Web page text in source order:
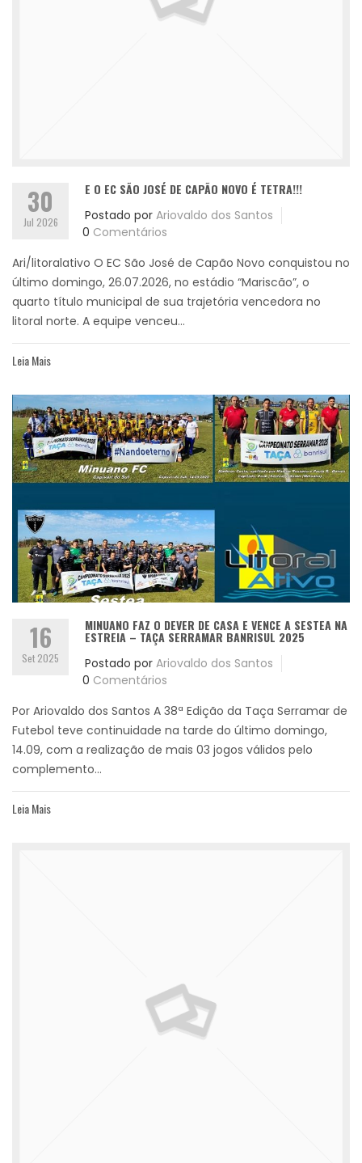
30
Jul 2026
E O EC SÃO JOSÉ DE CAPÃO NOVO É TETRA!!!
Postado por Ariovaldo dos Santos
0 Comentários
Ari/litoralativo O EC São José de Capão Novo conquistou no
último domingo, 26.07.2026, no estádio “Mariscão”, o
quarto título municipal de sua trajetória vencedora no
litoral norte. A equipe venceu...
Leia Mais
16
Set 2025
MINUANO FAZ O DEVER DE CASA E VENCE A SESTEA NA
ESTREIA – TAÇA SERRAMAR BANRISUL 2025
Postado por Ariovaldo dos Santos
0 Comentários
Por Ariovaldo dos Santos A 38ª Edição da Taça Serramar de
Futebol teve continuidade na tarde do último domingo,
14.09, com a realização de mais 03 jogos válidos pelo
complemento...
Leia Mais